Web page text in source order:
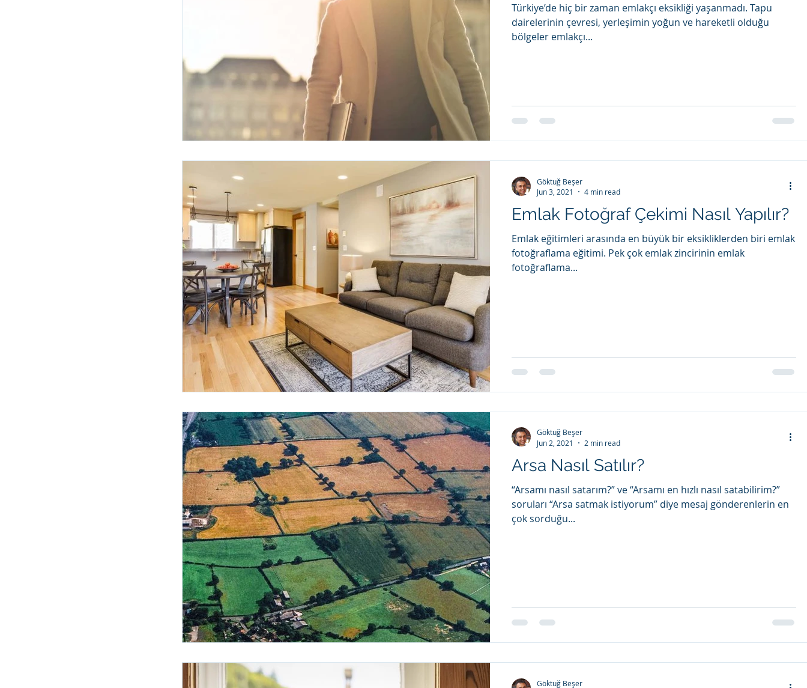
Türkiye’de hiç bir zaman emlakçı eksikliği yaşanmadı. Tapu
dairelerinin çevresi, yerleşimin yoğun ve hareketli olduğu
bölgeler emlakçı...
Emlak Fotoğraf Çekimi Nasıl Yapılır?
Emlak eğitimleri arasında en büyük bir eksikliklerden biri emlak
fotoğraflama eğitimi. Pek çok emlak zincirinin emlak
fotoğraflama...
Göktuğ Beşer
Jun 3, 2021
4 min read
Arsa Nasıl Satılır?
“Arsamı nasıl satarım?” ve “Arsamı en hızlı nasıl satabilirim?”
soruları “Arsa satmak istiyorum” diye mesaj gönderenlerin en
çok sorduğu...
Göktuğ Beşer
Jun 2, 2021
2 min read
Göktuğ Beşer